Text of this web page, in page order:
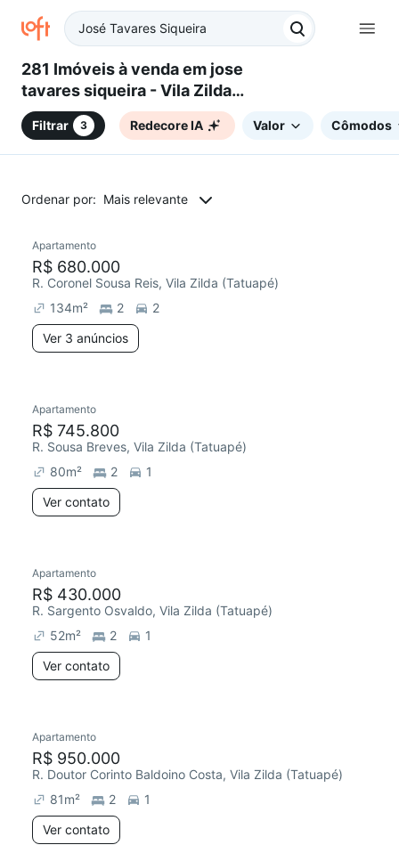
281 Imóveis à venda em jose
tavares siqueira - Vila Zilda
(Tatuapé), São Paulo, SP
Filtrar 3 Redecore IA Valor Cômodos
Ordenar por: Mais relevante
Redecorar
Apartamento
R$ 680.000
R. Coronel Sousa Reis, Vila Zilda (Tatuapé)
134m² 2
2
Ver 3 anúncios
Redecorar
Apartamento
R$ 745.800
R. Sousa Breves, Vila Zilda (Tatuapé)
80m² 2
1
Ver contato
Redecorar
Apartamento
R$ 430.000
R. Sargento Osvaldo, Vila Zilda (Tatuapé)
52m² 2
1
Ver contato
Redecorar
Apartamento
R$ 950.000
R. Doutor Corinto Baldoino Costa, Vila Zilda (Tatuapé)
81m² 2
1
Ver contato